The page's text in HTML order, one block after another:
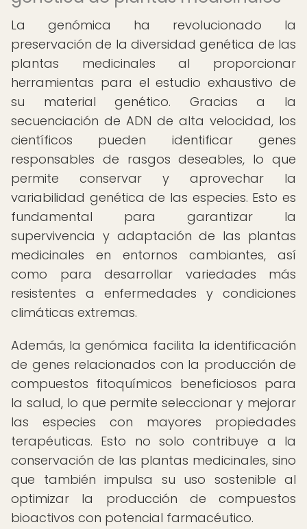
La genómica ha revolucionado la
preservación de la diversidad genética de las
plantas medicinales al proporcionar
herramientas para el estudio exhaustivo de
su material genético. Gracias a la
secuenciación de ADN de alta velocidad, los
científicos pueden identificar genes
responsables de rasgos deseables, lo que
permite conservar y aprovechar la
variabilidad genética de las especies. Esto es
fundamental para garantizar la
supervivencia y adaptación de las plantas
medicinales en entornos cambiantes, así
como para desarrollar variedades más
resistentes a enfermedades y condiciones
climáticas extremas.
Además, la genómica facilita la identificación
de genes relacionados con la producción de
compuestos fitoquímicos beneficiosos para
la salud, lo que permite seleccionar y mejorar
las especies con mayores propiedades
terapéuticas. Esto no solo contribuye a la
conservación de las plantas medicinales, sino
que también impulsa su uso sostenible al
optimizar la producción de compuestos
bioactivos con potencial farmacéutico.